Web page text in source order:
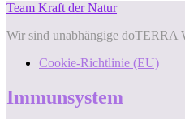
Team Kraft der Natur
Wir sind unabhängige doTERRA
Cookie-Richtlinie (EU)
Immunsystem